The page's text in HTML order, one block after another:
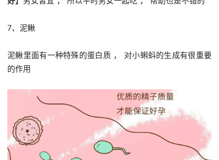
7、泥鳅
泥鳅里面有一种特殊的蛋白质 ， 对小蝌蚪的生成有很重要
的作用